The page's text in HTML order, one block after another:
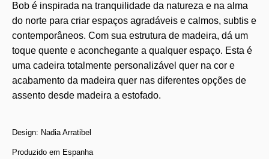
Bob é inspirada na tranquilidade da natureza e na alma
do norte para criar espaços agradáveis ​​e calmos, subtis e
contemporâneos. Com sua estrutura de madeira, dá um
toque quente e aconchegante a qualquer espaço. Esta é
uma cadeira totalmente personalizável quer na cor e
acabamento da madeira quer nas diferentes opções de
assento desde madeira a estofado.
Design: Nadia Arratibel
Produzido em Espanha